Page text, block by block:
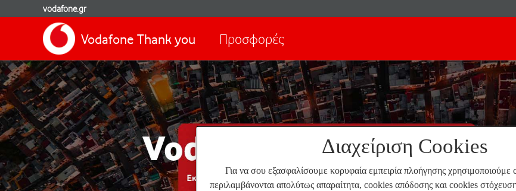
vodafone.gr
Vodafone Thank you Προσφορές
Διαχείριση Cookies
Για να σου εξασφαλίσουμε κορυφαία εμπειρία πλοήγησης χρησιμοποιούμε
περιλαμβάνονται απολύτως απαραίτητα, cookies απόδοσης και cookies